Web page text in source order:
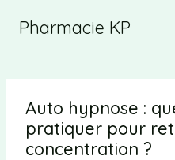
Pharmacie KP
Auto hypnose :
pratiquer pour
concentration ?